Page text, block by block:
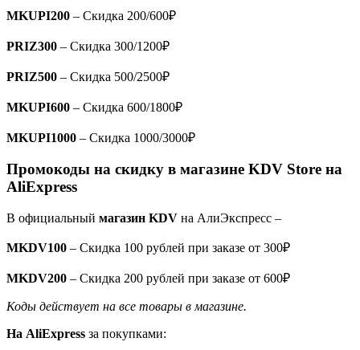
MKUPI200 – Скидка 200/600₽
PRIZ300 – Скидка 300/1200₽
PRIZ500 – Скидка 500/2500₽
MKUPI600 – Скидка 600/1800₽
MKUPI1000 – Скидка 1000/3000₽
Промокоды на скидку в магазине KDV Store на
AliExpress
В официальный магазин KDV на АлиЭкспресс –
MKDV100 – Скидка 100 рублей при заказе от 300₽
MKDV200 – Скидка 200 рублей при заказе от 600₽
Коды действует на все товары в магазине.
На AliExpress за покупками: